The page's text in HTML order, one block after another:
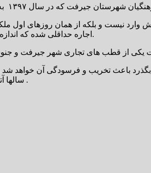
وارد نیست و بلکه از همان روزهای
اجاره حداقلی شده که اندازه یک مغازه ۳۰ متری شخصی در آن منطقه برای فرهنگیان منافع ندارد.
باعث تخریب و فرسودگی آن خواهد شد
سالها آتی استهلاک و مخارج این ملک بیشتر از این درآمد حداقلی آن خواهد بود .